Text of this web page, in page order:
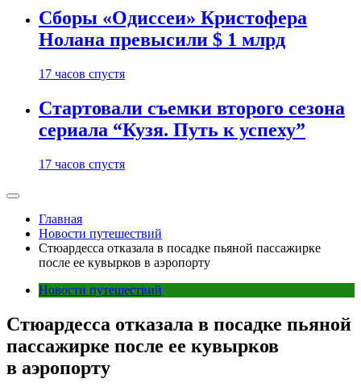
Сборы «Одиссеи» Кристофера
Нолана превысили $ 1 млрд
17 часов спустя
Стартовали съемки второго сезона
сериала “Кузя. Путь к успеху”
17 часов спустя
Главная
Новости путешествий
Стюардесса отказала в посадке пьяной пассажирке
после ее кувырков в аэропорту
Новости путешествий
Стюардесса отказала в посадке пьяной
пассажирке после ее кувырков
в аэропорту